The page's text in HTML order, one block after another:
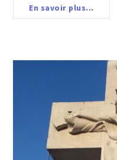
En savoir plus...